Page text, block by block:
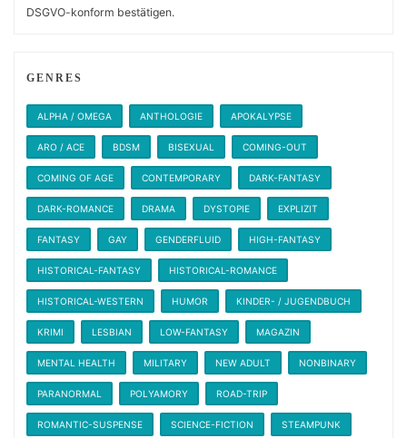
DSGVO-konform bestätigen.
GENRES
ALPHA / OMEGA ANTHOLOGIE APOKALYPSE
ARO / ACE BDSM BISEXUAL COMING-OUT
COMING OF AGE CONTEMPORARY DARK-FANTASY
DARK-ROMANCE DRAMA DYSTOPIE EXPLIZIT
FANTASY GAY GENDERFLUID HIGH-FANTASY
HISTORICAL-FANTASY HISTORICAL-ROMANCE
HISTORICAL-WESTERN HUMOR KINDER- / JUGENDBUCH
KRIMI LESBIAN LOW-FANTASY MAGAZIN
MENTAL HEALTH MILITARY NEW ADULT NONBINARY
PARANORMAL POLYAMORY ROAD-TRIP
ROMANTIC-SUSPENSE SCIENCE-FICTION STEAMPUNK